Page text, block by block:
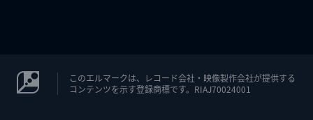
このエルマークは、レコード会社・映像製作会社が提供する
コンテンツを示す登録商標です。RIAJ70024001